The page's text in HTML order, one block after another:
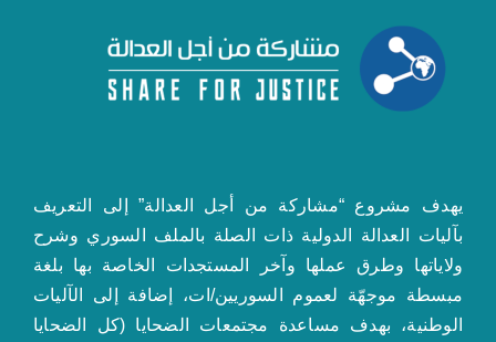
يهدف مشروع “مشاركة من أجل العدالة” إلى التعريف
بآليات العدالة الدولية ذات الصلة بالملف السوري وشرح
ولاياتها وطرق عملها وآخر المستجدات الخاصة بها بلغة
مبسطة موجهّة لعموم السوريين/ات، إضافة إلى الآليات
الوطنية، بهدف مساعدة مجتمعات الضحايا (كل الضحايا